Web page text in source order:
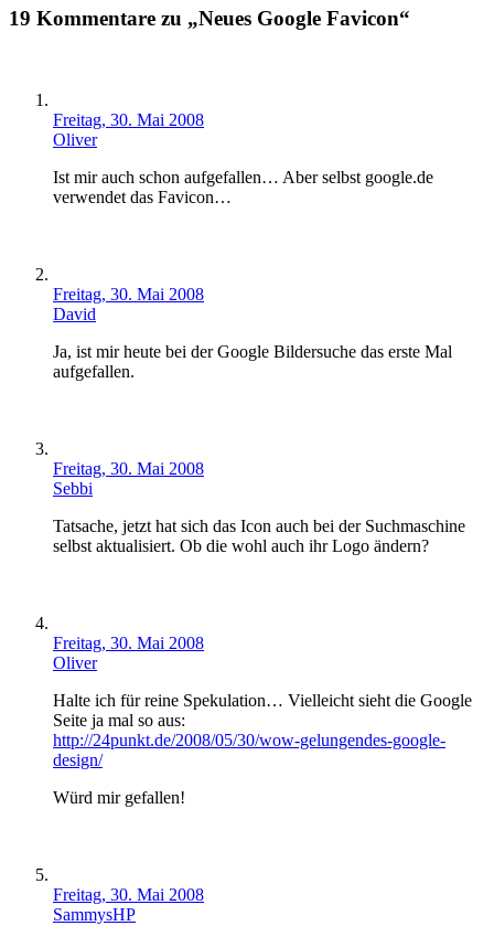
19 Kommentare zu „Neues Google Favicon“
Freitag, 30. Mai 2008
Oliver
Ist mir auch schon aufgefallen… Aber selbst google.de
verwendet das Favicon…
Freitag, 30. Mai 2008
David
Ja, ist mir heute bei der Google Bildersuche das erste Mal
aufgefallen.
Freitag, 30. Mai 2008
Sebbi
Tatsache, jetzt hat sich das Icon auch bei der Suchmaschine
selbst aktualisiert. Ob die wohl auch ihr Logo ändern?
Freitag, 30. Mai 2008
Oliver
Halte ich für reine Spekulation… Vielleicht sieht die Google
Seite ja mal so aus:
http://24punkt.de/2008/05/30/wow-gelungendes-google-
design/
Würd mir gefallen!
Freitag, 30. Mai 2008
SammysHP